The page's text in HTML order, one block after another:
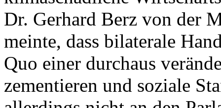
Dr. Gerhard Berz von der
meinte, dass bilaterale
Quo einer durchaus
zementieren und soziale